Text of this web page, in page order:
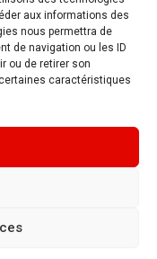
aux informations des
nous permettra de
de navigation ou les ID
ou de retirer son
caractéristiques